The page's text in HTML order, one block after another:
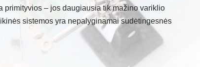
primityvios – jos daugiausia tik mažino variklio
sistemos yra nepalyginamai sudėtingesnės